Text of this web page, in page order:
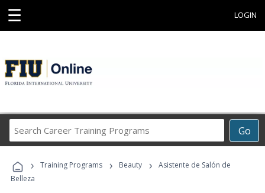
☰ LOGIN
Go
Career
Programs
› Training Programs › Beauty ›
Asistente de Salón de
Belleza